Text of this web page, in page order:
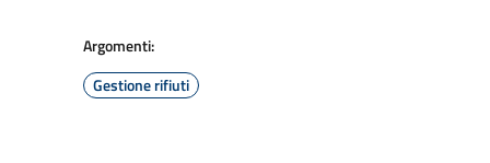
Argomenti:
Gestione rifiuti